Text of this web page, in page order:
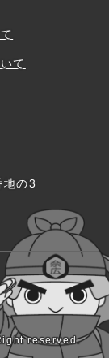
て
の3
reserved.